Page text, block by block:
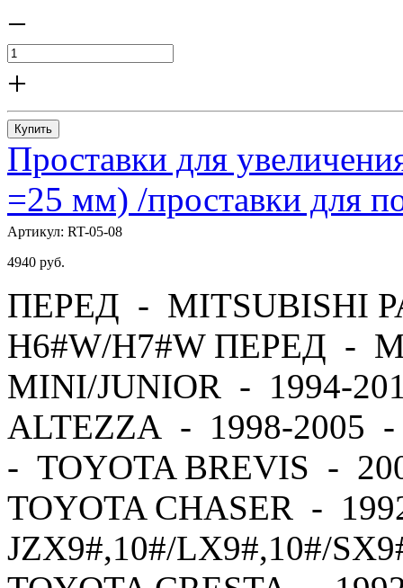
−
+
Купить
Проставки для
=25 мм) /проставки для
Артикул: RT-05-08
4940 руб.
ПЕРЕД - MITSUBISHI
H6#W/H7#W ПЕРЕД -
MINI/JUNIOR - 1994-
ALTEZZA - 1998-2005
- TOYOTA BREVIS -
TOYOTA CHASER -
JZX9#,10#/LX9#,10#/